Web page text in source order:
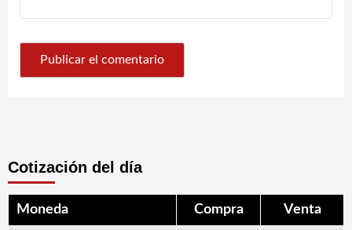
Cotización del día
Moneda Compra Venta